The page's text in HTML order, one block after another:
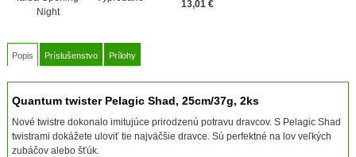
Night
13,01 €
Popis Príslušenstvo Prílohy
Quantum twister Pelagic Shad, 25cm/37g, 2ks
Nové twistre dokonalo imitujúce prirodzenú potravu dravcov. S Pelagic Shad
twistrami dokážete uloviť tie najväčšie dravce. Sú perfektné na lov veľkých
zubáčov alebo šťúk.